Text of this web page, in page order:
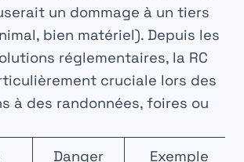
un dommage à un tiers
bien matériel). Depuis les
réglementaires, la RC
cruciale lors des
à des randonnées, foires ou
Danger
Exemple